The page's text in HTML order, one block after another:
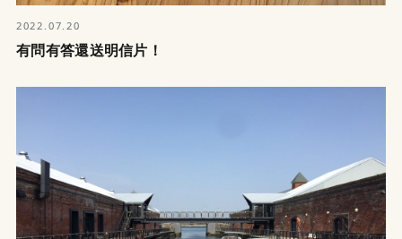
2022.07.20
有問有答還送明信片！